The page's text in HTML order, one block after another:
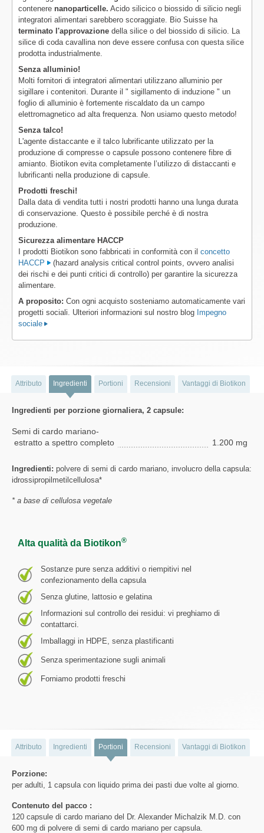
contenere nanoparticelle. Acido silicico o biossido di silicio negli
integratori alimentari sarebbero scoraggiate. Bio Suisse ha
terminato l'approvazione della silice o del biossido di silicio. La
silice di coda cavallina non deve essere confusa con questa silice
prodotta industrialmente.
Senza alluminio!
Molti fornitori di integratori alimentari utilizzano alluminio per
sigillare i contenitori. Durante il " sigillamento di induzione " un
foglio di alluminio è fortemente riscaldato da un campo
elettromagnetico ad alta frequenza. Non usiamo questo metodo!
Senza talco!
L'agente distaccante e il talco lubrificante utilizzato per la
produzione di compresse o capsule possono contenere fibre di
amianto. Biotikon evita completamente l’utilizzo di distaccanti e
lubrificanti nella produzione di capsule.
Prodotti freschi!
Dalla data di vendita tutti i nostri prodotti hanno una lunga durata
di conservazione. Questo è possibile perché è di nostra
produzione.
Sicurezza alimentare HACCP
I prodotti Biotikon sono fabbricati in conformità con il concetto
HACCP
(hazard analysis critical control points, ovvero analisi
dei rischi e dei punti critici di controllo) per garantire la sicurezza
alimentare.
A proposito: Con ogni acquisto sosteniamo automaticamente vari
progetti sociali. Ulteriori informazioni sul nostro blog Impegno
sociale
Attributo Ingredienti Portioni Recensioni Vantaggi di Biotikon
Ingredienti per porzione giornaliera, 2 capsule:
Semi di cardo mariano-
estratto a spettro completo
1.200 mg
Ingredienti: polvere di semi di cardo mariano, involucro della capsula:
idrossipropilmetilcellulosa*
* a base di cellulosa vegetale
Alta qualità da Biotikon®
Sostanze pure senza additivi o riempitivi nel
confezionamento della capsula
Senza glutine, lattosio e gelatina
Informazioni sul controllo dei residui: vi preghiamo di
contattarci.
Imballaggi in HDPE, senza plastificanti
Senza sperimentazione sugli animali
Forniamo prodotti freschi
Attributo Ingredienti Portioni Recensioni Vantaggi di Biotikon
Porzione:
per adulti, 1 capsula con liquido prima dei pasti due volte al giorno.
Contenuto del pacco :
120 capsule di cardo mariano del Dr. Alexander Michalzik M.D. con
600 mg di polvere di semi di cardo mariano per capsula.